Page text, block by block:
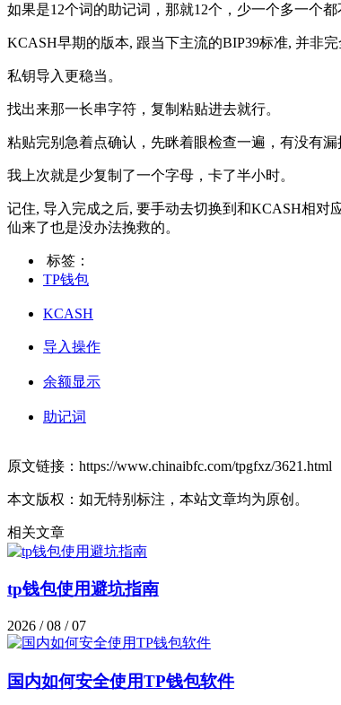
如果是12个词的助记词，那就12个，少一个多一个都
KCASH早期的版本, 跟当下主流的BIP39标准, 并非
私钥导入更稳当。
找出来那一长串字符，复制粘贴进去就行。
粘贴完别急着点确认，先眯着眼检查一遍，有没有漏
我上次就是少复制了一个字母，卡了半小时。
记住, 导入完成之后, 要手动去切换到和KCASH相对
仙来了也是没办法挽救的。
标签：
TP钱包
KCASH
导入操作
余额显示
助记词
原文链接：https://www.chinaibfc.com/tpgfxz/3621.html
本文版权：如无特别标注，本站文章均为原创。
相关文章
tp钱包使用避坑指南
2026 / 08 / 07
国内如何安全使用TP钱包软件